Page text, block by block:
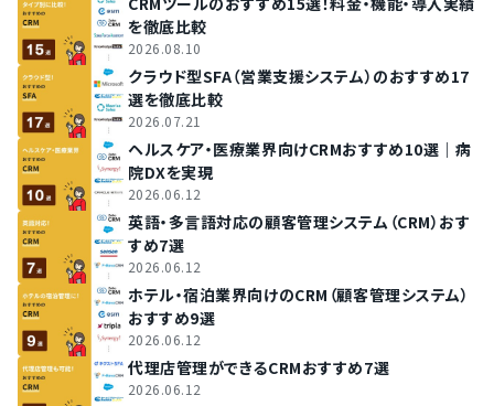
を徹底比較
2026.08.10
クラウド型SFA（営業支援システム）のおすすめ17
選を徹底比較
2026.07.21
ヘルスケア・医療業界向けCRMおすすめ10選｜病
院DXを実現
2026.06.12
英語・多言語対応の顧客管理システム（CRM）おす
すめ7選
2026.06.12
ホテル・宿泊業界向けのCRM（顧客管理システム）
おすすめ9選
2026.06.12
代理店管理ができるCRMおすすめ7選
2026.06.12